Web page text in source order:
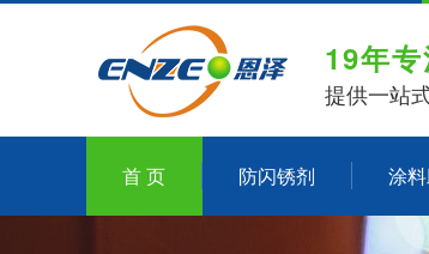
19年
提供一站
首 页 防闪锈剂 涂